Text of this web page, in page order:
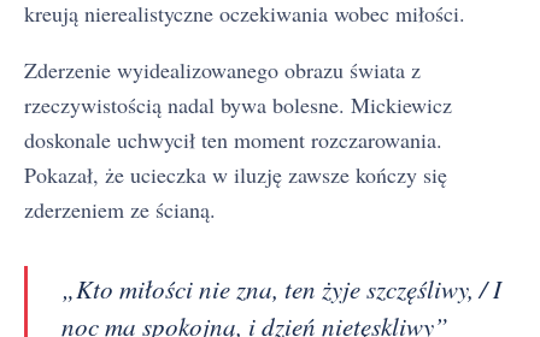
kreują nierealistyczne oczekiwania wobec miłości.
Zderzenie wyidealizowanego obrazu świata z
rzeczywistością nadal bywa bolesne. Mickiewicz
doskonale uchwycił ten moment rozczarowania.
Pokazał, że ucieczka w iluzję zawsze kończy się
zderzeniem ze ścianą.
„Kto miłości nie zna, ten żyje szczęśliwy, / I
noc ma spokojną, i dzień nietęskliwy”